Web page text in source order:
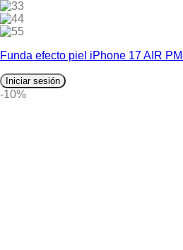
3
4
5
Funda efecto piel iPhone 17 AIR
Iniciar sesión
-10%